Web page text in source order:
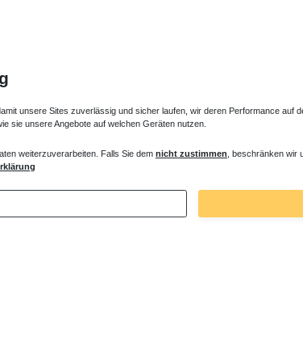
Standheizkörper MIF Regelbare Füße
unsere Sites zuverlässig und sicher laufen, wir deren Performance auf
sie unsere Angebote auf welchen Geräten nutzen.
weiterzuverarbeiten. Falls Sie dem nicht zustimmen , beschränken